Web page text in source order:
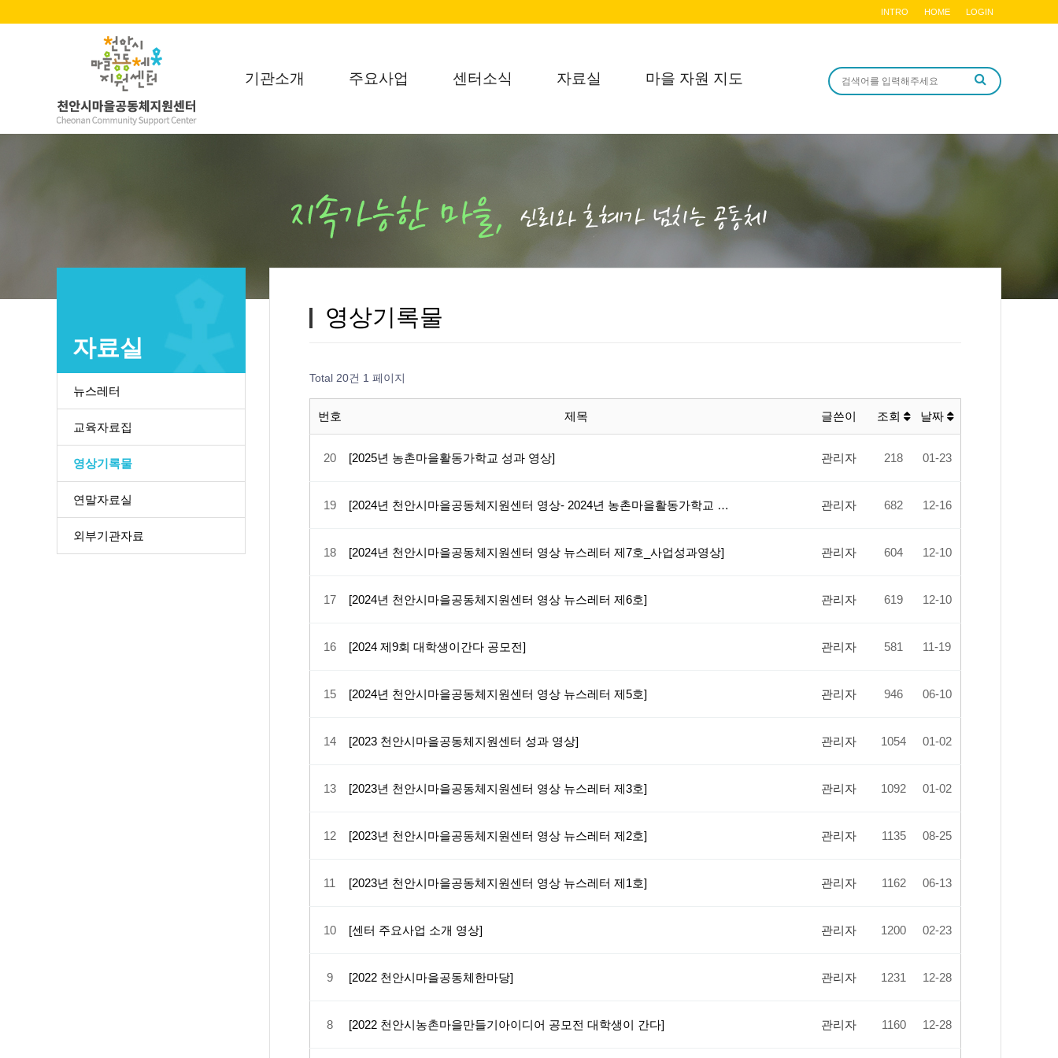
LOGIN
HOME
INTRO
기관소개 주요사업 센터소식 자료실 마을 자원 지도
자료실
뉴스레터
교육자료집
영상기록물
연말자료실
외부기관자료
영상기록물
Total 20건 1 페이지
번호 제목 글쓴이 조회 날짜
20 [2025년 농촌마을활동가학교 성과 영상] 관리자 218 01-23
19 [2024년 천안시마을공동체지원센터 영상- 2024년 농촌마을활동가학교 … 관리자 682 12-16
18 [2024년 천안시마을공동체지원센터 영상 뉴스레터 제7호_사업성과영상] 관리자 604 12-10
17 [2024년 천안시마을공동체지원센터 영상 뉴스레터 제6호] 관리자 619 12-10
16 [2024 제9회 대학생이간다 공모전] 관리자 581 11-19
15 [2024년 천안시마을공동체지원센터 영상 뉴스레터 제5호] 관리자 946 06-10
14 [2023 천안시마을공동체지원센터 성과 영상] 관리자 1054 01-02
13 [2023년 천안시마을공동체지원센터 영상 뉴스레터 제3호] 관리자 1092 01-02
12 [2023년 천안시마을공동체지원센터 영상 뉴스레터 제2호] 관리자 1135 08-25
11 [2023년 천안시마을공동체지원센터 영상 뉴스레터 제1호] 관리자 1162 06-13
10 [센터 주요사업 소개 영상] 관리자 1200 02-23
9 [2022 천안시마을공동체한마당] 관리자 1231 12-28
8 [2022 천안시농촌마을만들기아이디어 공모전 대학생이 간다] 관리자 1160 12-28